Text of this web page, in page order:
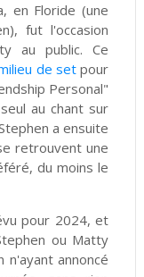
en Floride (une
fut l'occasion
au public. Ce
de setpour
Personal"
au chant sur
a ensuite
retrouvent une
du moins le
pour 2024, et
ou Matty
n'ayant annoncé